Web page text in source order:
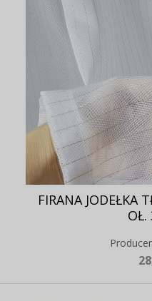
FIRANA JODEŁKA
OŁ.